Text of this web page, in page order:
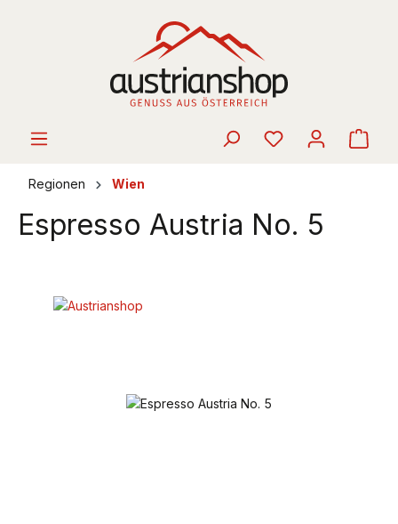
Regionen Wien
Espresso Austria No. 5
Bildergalerie überspringen